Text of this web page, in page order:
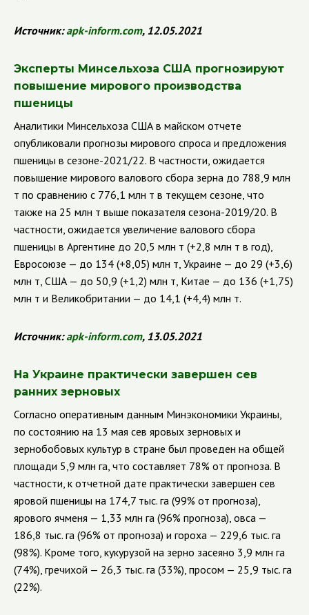
Источник:apk-inform.com, 12.05.2021
Эксперты Минсельхоза США прогнозируют
повышение мирового производства
пшеницы
Аналитики Минсельхоза США в майском отчете
опубликовали прогнозы мирового спроса и предложения
пшеницы в сезоне-2021/22. В частности, ожидается
повышение мирового валового сбора зерна до 788,9 млн
т по сравнению с 776,1 млн т в текущем сезоне, что
также на 25 млн т выше показателя сезона-2019/20. В
частности, ожидается увеличение валового сбора
пшеницы в Аргентине до 20,5 млн т (+2,8 млн т в год),
Евросоюзе — до 134 (+8,05) млн т, Украине — до 29 (+3,6)
млн т, США — до 50,9 (+1,2) млн т, Китае — до 136 (+1,75)
млн т и Великобритании — до 14,1 (+4,4) млн т.
Источник:apk-inform.com, 13.05.2021
На Украине практически завершен сев
ранних зерновых
Согласно оперативным данным Минэкономики Украины,
по состоянию на 13 мая сев яровых зерновых и
зернобобовых культур в стране был проведен на общей
площади 5,9 млн га, что составляет 78% от прогноза. В
частности, к отчетной дате практически завершен сев
яровой пшеницы на 174,7 тыс. га (99% от прогноза),
ярового ячменя — 1,33 млн га (96% прогноза), овса —
186,8 тыс. га (96% от прогноза) и гороха — 229,6 тыс. га
(98%). Кроме того, кукурузой на зерно засеяно 3,9 млн га
(74%), гречихой — 26,3 тыс. га (33%), просом — 25,9 тыс. га
(22%).